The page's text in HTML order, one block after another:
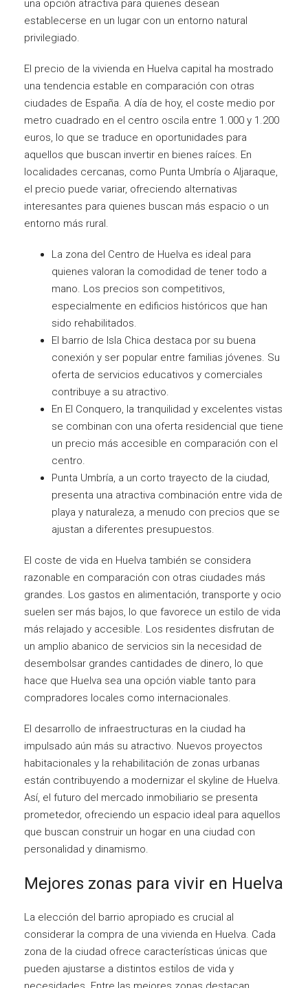
una opción atractiva para quienes desean
establecerse en un lugar con un entorno natural
privilegiado.
El precio de la vivienda en Huelva capital ha mostrado
una tendencia estable en comparación con otras
ciudades de España. A día de hoy, el coste medio por
metro cuadrado en el centro oscila entre 1.000 y 1.200
euros, lo que se traduce en oportunidades para
aquellos que buscan invertir en bienes raíces. En
localidades cercanas, como Punta Umbría o Aljaraque,
el precio puede variar, ofreciendo alternativas
interesantes para quienes buscan más espacio o un
entorno más rural.
La zona del Centro de Huelva es ideal para
quienes valoran la comodidad de tener todo a
mano. Los precios son competitivos,
especialmente en edificios históricos que han
sido rehabilitados.
El barrio de Isla Chica destaca por su buena
conexión y ser popular entre familias jóvenes. Su
oferta de servicios educativos y comerciales
contribuye a su atractivo.
En El Conquero, la tranquilidad y excelentes vistas
se combinan con una oferta residencial que tiene
un precio más accesible en comparación con el
centro.
Punta Umbría, a un corto trayecto de la ciudad,
presenta una atractiva combinación entre vida de
playa y naturaleza, a menudo con precios que se
ajustan a diferentes presupuestos.
El coste de vida en Huelva también se considera
razonable en comparación con otras ciudades más
grandes. Los gastos en alimentación, transporte y ocio
suelen ser más bajos, lo que favorece un estilo de vida
más relajado y accesible. Los residentes disfrutan de
un amplio abanico de servicios sin la necesidad de
desembolsar grandes cantidades de dinero, lo que
hace que Huelva sea una opción viable tanto para
compradores locales como internacionales.
El desarrollo de infraestructuras en la ciudad ha
impulsado aún más su atractivo. Nuevos proyectos
habitacionales y la rehabilitación de zonas urbanas
están contribuyendo a modernizar el skyline de Huelva.
Así, el futuro del mercado inmobiliario se presenta
prometedor, ofreciendo un espacio ideal para aquellos
que buscan construir un hogar en una ciudad con
personalidad y dinamismo.
Mejores zonas para vivir en Huelva
La elección del barrio apropiado es crucial al
considerar la compra de una vivienda en Huelva. Cada
zona de la ciudad ofrece características únicas que
pueden ajustarse a distintos estilos de vida y